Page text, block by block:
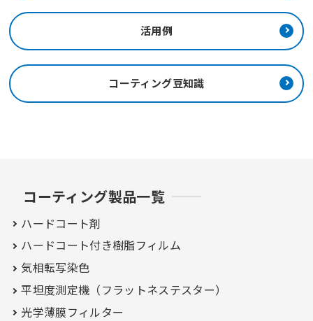
活用例
コーティング豆知識
コーティング製品一覧
ハードコート剤
ハードコート付き樹脂フィルム
気相転写染色
平坦度測定機（フラットネステスター）
光学薄膜フィルター